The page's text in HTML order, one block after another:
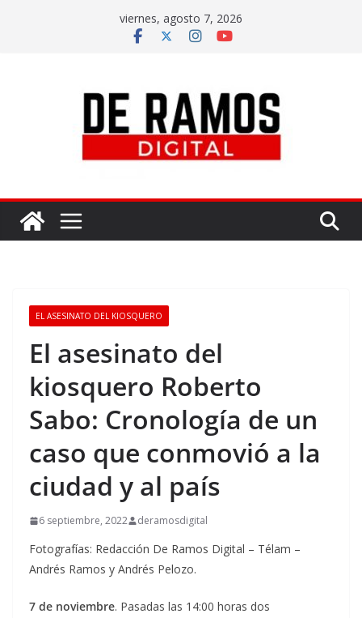
viernes, agosto 7, 2026
EL ASESINATO DEL KIOSQUERO
El asesinato del
kiosquero Roberto
Sabo: Cronología de un
caso que conmovió a la
ciudad y al país
6 septiembre, 2022 deramosdigital
Fotografías: Redacción De Ramos Digital – Télam –
Andrés Ramos y Andrés Pelozo.
7 de noviembre. Pasadas las 14:00 horas dos